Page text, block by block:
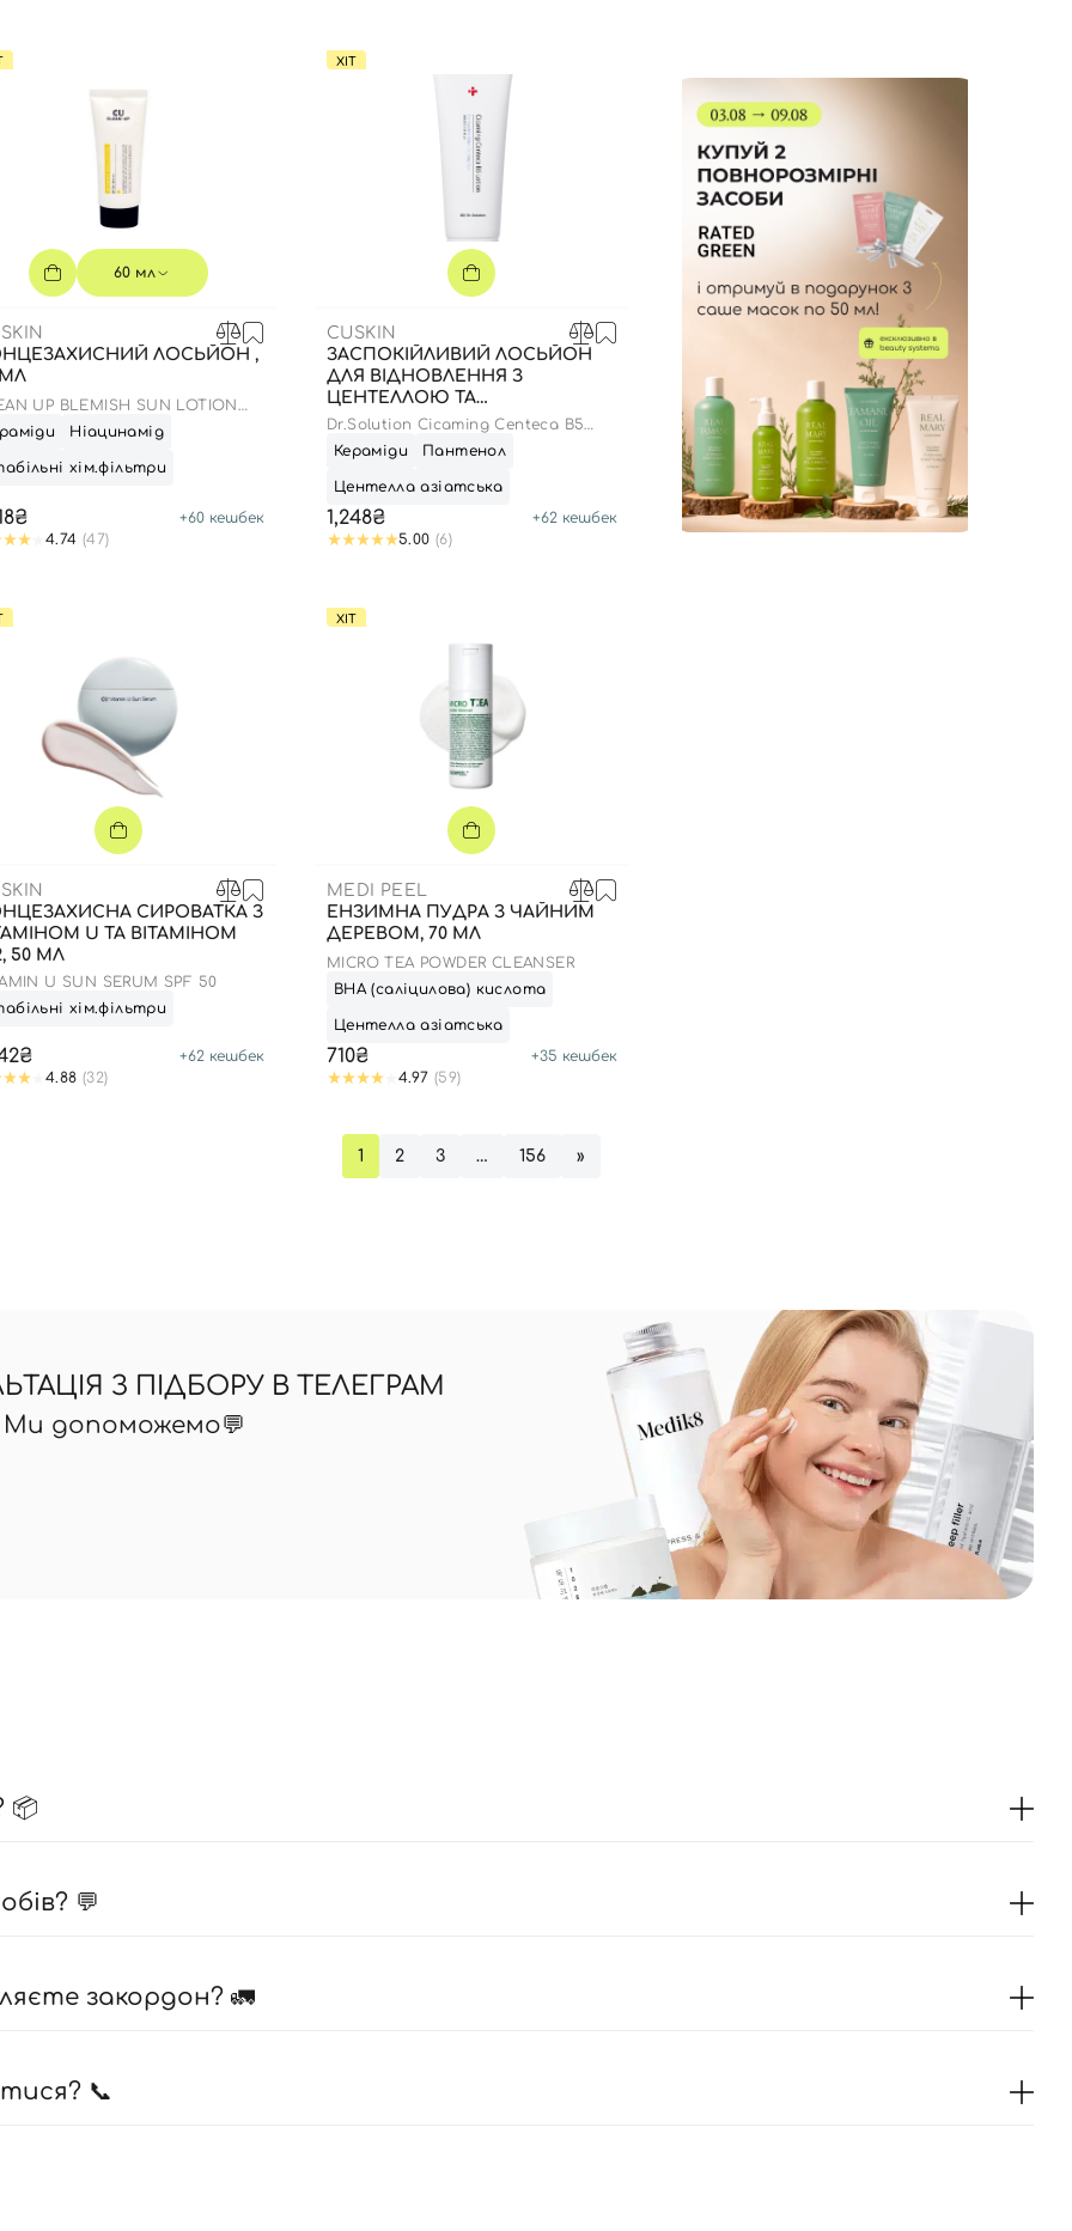
60 мл
ЛОСЬЙОН ,
МЛ
UP BLEMISH SUN LOTION
50+ PA++++
Ніацинамід
хім.фільтри
+60кешбек
4.74 (47)
ХІТ
CUSKIN
ЗАСПОКІЙЛИВИЙ ЛОСЬЙОН
ДЛЯ ВІДНОВЛЕННЯ З
ЦЕНТЕЛЛОЮ ТА
ПАНТЕНОЛОМ , 100 МЛ
Dr.Solution Cicaming Centeca B5
Lotion
Кераміди Пантенол
Центелла азіатська
1,248₴ +62кешбек
5.00 (6)
СИРОВАТКА З
U ТА ВІТАМІНОМ
50 МЛ
U SUN SERUM SPF 50
хім.фільтри
+62кешбек
4.88 (32)
ХІТ
MEDI PEEL
ЕНЗИМНА ПУДРА З ЧАЙНИМ
ДЕРЕВОМ, 70 МЛ
MICRO TEA POWDER CLEANSER
ВНА (саліцилова) кислота
Центелла азіатська
710₴ +35 кешбек
4.97 (59)
1 2 3 … 156 »
З ПІДБОРУ В ТЕЛЕГРАМ
Ми допоможемо💬
📦
💬
закордон? 🚛
📞
Ви ще не додали товари у кошик
Відправляючи форму для авторизації/реєстрації ви
приймаєте умови
Увійти за допомогою e-mail